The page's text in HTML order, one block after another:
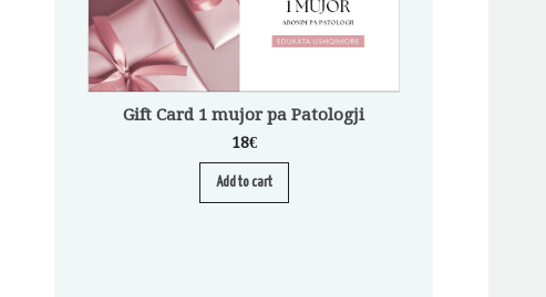
Gift Card 1 mujor pa Patologji
18€
Add to cart